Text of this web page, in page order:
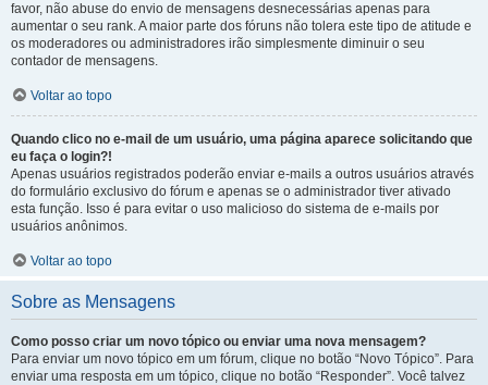
favor, não abuse do envio de mensagens desnecessárias apenas para
aumentar o seu rank. A maior parte dos fóruns não tolera este tipo de atitude e
os moderadores ou administradores irão simplesmente diminuir o seu
contador de mensagens.
Voltar ao topo
Quando clico no e-mail de um usuário, uma página aparece solicitando que
eu faça o login?!
Apenas usuários registrados poderão enviar e-mails a outros usuários através
do formulário exclusivo do fórum e apenas se o administrador tiver ativado
esta função. Isso é para evitar o uso malicioso do sistema de e-mails por
usuários anônimos.
Voltar ao topo
Sobre as Mensagens
Como posso criar um novo tópico ou enviar uma nova mensagem?
Para enviar um novo tópico em um fórum, clique no botão “Novo Tópico”. Para
enviar uma resposta em um tópico, clique no botão “Responder”. Você talvez